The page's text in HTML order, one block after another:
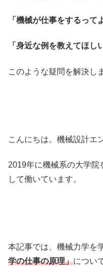
「機械が仕事をするって
「身近な例を教えてほし
このような疑問を解決し
こんにちは。機械設計エ
2019年に機械系の大学院
して働いています。
本記事では、機械力学を
学の仕事の原理」につい